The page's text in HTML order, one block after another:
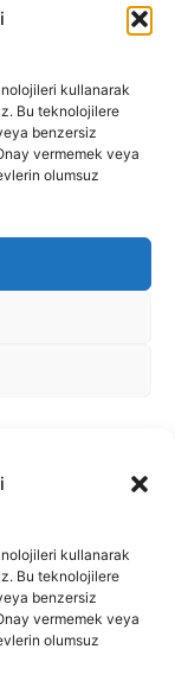
kullanarak
Bu teknolojilere
benzersiz
vermemek veya
olumsuz
resim ve benzeri
aittir. Hiçbir şekilde
bile izin